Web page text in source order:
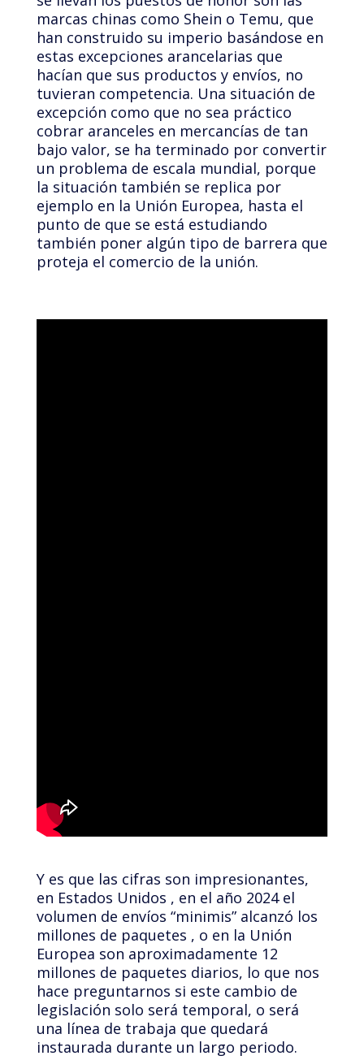
marcas chinas como Shein o Temu, que
han construido su imperio basándose en
estas excepciones arancelarias que
hacían que sus productos y envíos, no
tuvieran competencia. Una situación de
excepción como que no sea práctico
cobrar aranceles en mercancías de tan
bajo valor, se ha terminado por convertir
un problema de escala mundial, porque
la situación también se replica por
ejemplo en la Unión Europea, hasta el
punto de que se está estudiando
también poner algún tipo de barrera que
proteja el comercio de la unión.
Y es que las cifras son impresionantes,
en Estados Unidos , en el año 2024 el
volumen de envíos “minimis” alcanzó los
millones de paquetes , o en la Unión
Europea son aproximadamente 12
millones de paquetes diarios, lo que nos
hace preguntarnos si este cambio de
legislación solo será temporal, o será
una línea de trabaja que quedará
instaurada durante un largo periodo.